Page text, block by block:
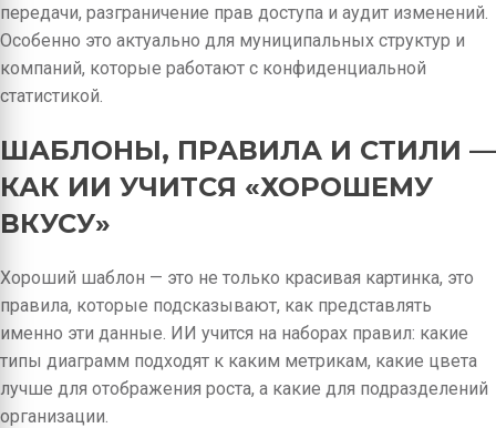
передачи, разграничение прав доступа и аудит изменений.
Особенно это актуально для муниципальных структур и
компаний, которые работают с конфиденциальной
статистикой.
ШАБЛОНЫ, ПРАВИЛА И СТИЛИ —
КАК ИИ УЧИТСЯ «ХОРОШЕМУ
ВКУСУ»
Хороший шаблон — это не только красивая картинка, это
правила, которые подсказывают, как представлять
именно эти данные. ИИ учится на наборах правил: какие
типы диаграмм подходят к каким метрикам, какие цвета
лучше для отображения роста, а какие для подразделений
организации.